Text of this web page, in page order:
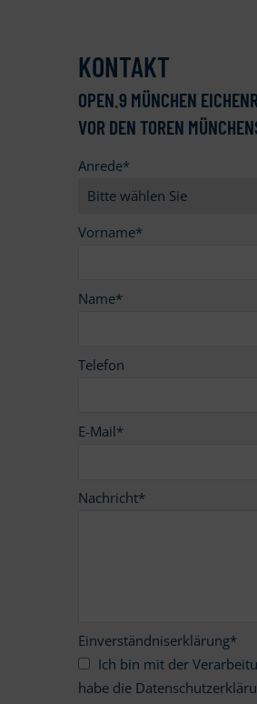
KONTAKT
OPEN.9 MÜNCHEN
VOR DEN TOREN
Anrede*
Vorname*
Name*
Telefon
E-Mail*
Nachricht*
Einverständniserklärung*
habe die